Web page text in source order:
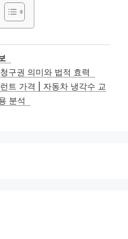
구권 의미와 법적 효력
트 가격 | 자동차 냉각수 교
분석